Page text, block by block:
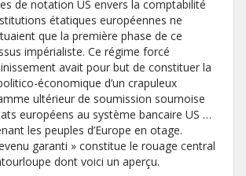
de notation US envers la comptabilité
étatiques européennes ne
que la première phase de ce
impérialiste. Ce régime forcé
avait pour but de constituer la
économique d’un crapuleux
ultérieur de soumission sournoise
européens au système bancaire US …
les peuples d’Europe en otage.
garanti » constitue le rouage central
dont voici un aperçu.